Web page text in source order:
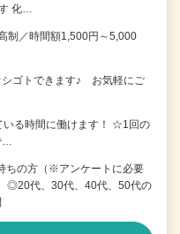
化…
制／時間額1,500円～5,000
シゴトできます♪ お気軽にご
いる時間に働けます！ ☆1回の
ちの方（※アンケートに必要
◎20代、30代、40代、50代の